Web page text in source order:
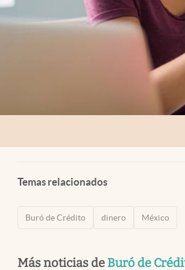
Temas relacionados
Buró de Crédito dinero México
Más noticias de Buró de